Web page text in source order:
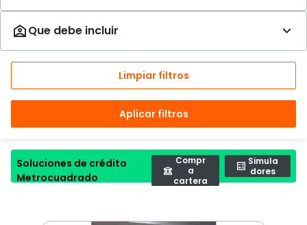
Limpiar filtros
Aplicar filtros
Soluciones de crédito
Metrocuadrado
Compr
a
cartera
Simula
dores